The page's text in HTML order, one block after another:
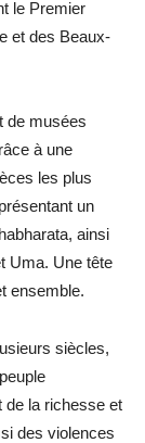
le Premier
et des Beaux-
de musées
à une
les plus
un
ainsi
Uma. Une tête
ensemble.
siècles,
de la richesse et
des violences